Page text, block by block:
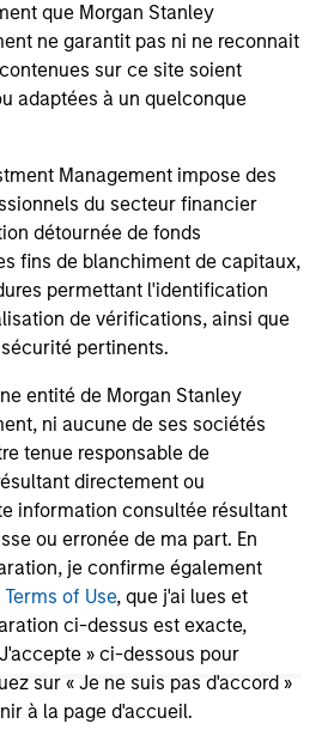
que Morgan Stanley
ne garantit pas ni ne reconnait
sur ce site soient
adaptées à un quelconque
Management impose des
du secteur financier
détournée de fonds
fins de blanchiment de capitaux,
permettant l'identification
de vérifications, ainsi que
pertinents.
entité de Morgan Stanley
ni aucune de ses sociétés
tenue responsable de
directement ou
information consultée résultant
ou erronée de ma part. En
je confirme également
Terms of Use, que j'ai lues et
ci-dessus est exacte,
» ci-dessous pour
sur « Je ne suis pas d'accord »
à la page d'accueil.
Midyear Outlook
complex and the
to play a valuable
through 2026,
to enhance returns,
provide diversification
ultimate direction.
Members.
page is for informational
contained herein does
not be construed as an
or an offer to sell or a
to buy any securities in any
offer or solicitation,